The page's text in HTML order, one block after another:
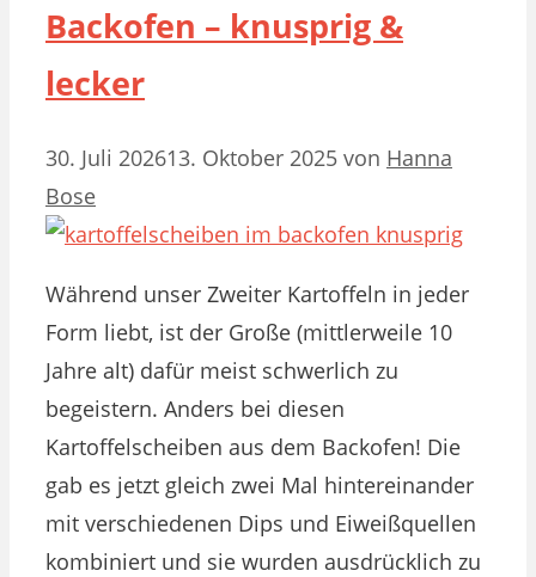
Backofen – knusprig &
lecker
30. Juli 202613. Oktober 2025 von Hanna
Bose
Während unser Zweiter Kartoffeln in jeder
Form liebt, ist der Große (mittlerweile 10
Jahre alt) dafür meist schwerlich zu
begeistern. Anders bei diesen
Kartoffelscheiben aus dem Backofen! Die
gab es jetzt gleich zwei Mal hintereinander
mit verschiedenen Dips und Eiweißquellen
kombiniert und sie wurden ausdrücklich zu